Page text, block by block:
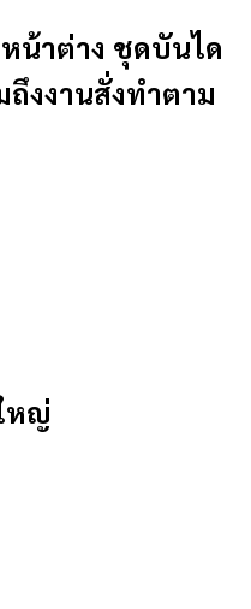
น้าต่าง ชุดบันได
งงานสั่งทำตาม
หญ่